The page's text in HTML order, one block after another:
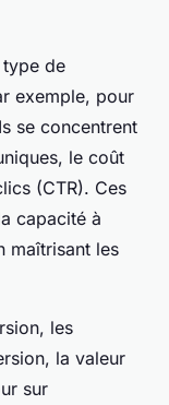
de
exemple, pour
se concentrent
le coût
(CTR). Ces
capacité à
maîtrisant les
les
la valeur
sur